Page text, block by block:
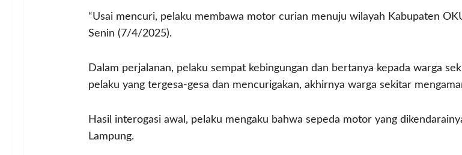
“Usai mencuri, pelaku membawa motor curian menuju wilayah Kabupaten
Senin (7/4/2025).
Dalam perjalanan, pelaku sempat kebingungan dan bertanya kepada warga
pelaku yang tergesa-gesa dan mencurigakan, akhirnya warga sekitar
Hasil interogasi awal, pelaku mengaku bahwa sepeda motor yang
Lampung.